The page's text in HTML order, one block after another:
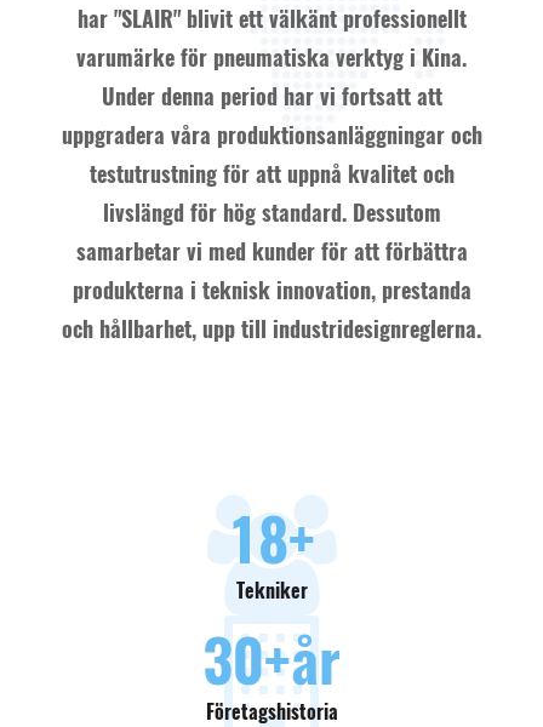
har "SLAIR" blivit ett välkänt professionellt
varumärke för pneumatiska verktyg i Kina.
Under denna period har vi fortsatt att
uppgradera våra produktionsanläggningar och
testutrustning för att uppnå kvalitet och
livslängd för hög standard. Dessutom
samarbetar vi med kunder för att förbättra
produkterna i teknisk innovation, prestanda
och hållbarhet, upp till industridesignreglerna.
18+
Tekniker
30+år
Företagshistoria